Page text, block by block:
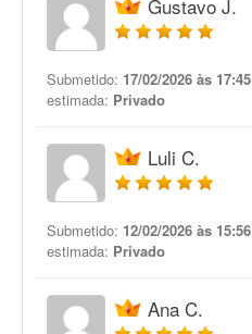
Gustavo J.
Submetido: 17/02/2026 às 17:45
estimada: Privado
Luli C.
Submetido: 12/02/2026 às 15:56
estimada: Privado
Ana C.